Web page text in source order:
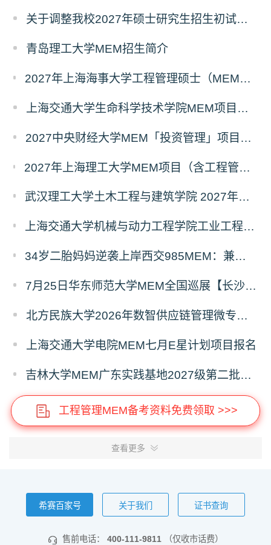
关于调整我校2027年硕士研究生招生初试科目的公告
青岛理工大学MEM招生简介
2027年上海海事大学工程管理硕士（MEM）宁波产教融合研究生培养项目
上海交通大学生命科学技术学院MEM项目全新介绍
2027中央财经大学MEM「投资管理」项目招生专题正式上线
2027年上海理工大学MEM项目（含工程管理、工业工程与管理、物流工程与管理）奖助学金政策发布
武汉理工大学土木工程与建筑学院 2027年工程管理硕士（MEM）招生简章
上海交通大学机械与动力工程学院工业工程学科硕士生招生专业及统考科目调整公告
34岁二胎妈妈逆袭上岸西交985MEM：兼顾工作带娃，零基础5个月逆风翻盘
7月25日华东师范大学MEM全国巡展【长沙站】开启，欢迎报考！
北方民族大学2026年数智供应链管理微专业招生简章
上海交通大学电院MEM七月E星计划项目报名
吉林大学MEM广东实践基地2027级第二批次预审面试启动
工程管理MEM备考资料免费领取 >>>
查看更多
希赛百家号 关于我们 证书查询
售前电话： 400-111-9811 （仅收市话费）